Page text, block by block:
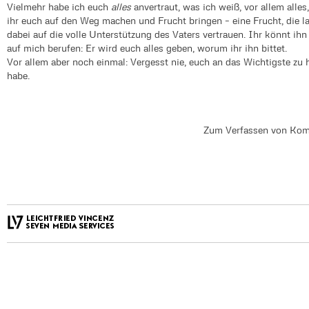
Vielmehr habe ich euch allesanvertraut, was ich weiß, vor allem
ihr euch auf den Weg machen und Frucht bringen – eine Frucht,
dabei auf die volle Unterstützung des Vaters vertrauen. Ihr könnt
auf mich berufen: Er wird euch alles geben, worum ihr ihn bittet.
Vor allem aber noch einmal: Vergesst nie, euch an das Wichtigste
habe.
Zum Verfassen von